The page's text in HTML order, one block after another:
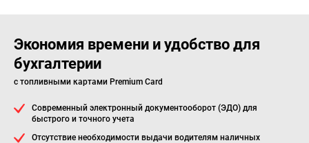
Экономия времени и удобство для
бухгалтерии
с топливными картами Premium Card
Современный электронный документооборот (ЭДО) для
быстрого и точного учета
Отсутствие необходимости выдачи водителям наличных